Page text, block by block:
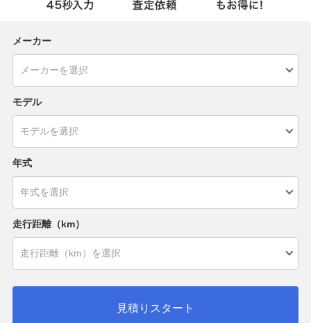
メーカー
モデル
年式
走行距離（km）
見積りスタート